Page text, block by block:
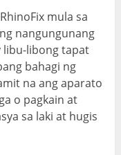
mula sa
nangungunang
libu-libong tapat
bahagi ng
na ang aparato
o pagkain at
sa laki at hugis